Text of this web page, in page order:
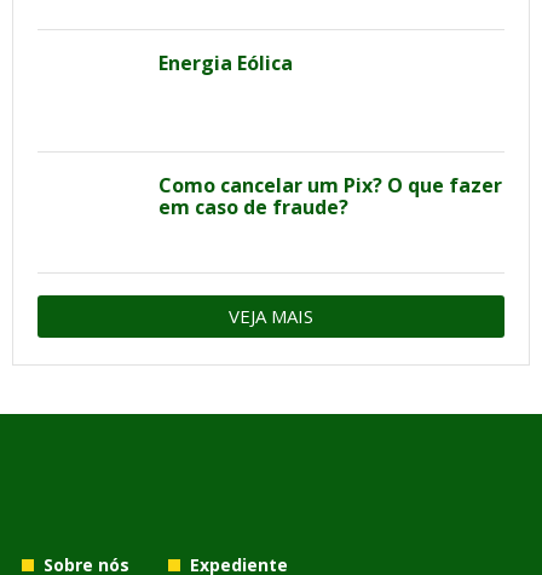
Energia Eólica
Como cancelar um Pix? O que fazer
em caso de fraude?
VEJA MAIS
Sobre nós Expediente